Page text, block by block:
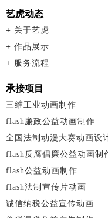
艺虎动态
+ 关于艺虎
+ 作品展示
+ 服务流程
承接项目
三维工业动画制作
flash廉政公益动画制作
全国法制动漫大赛动画设
flash反腐倡廉公益动画制
flash公益动画制作
flash法制宣传片动画
诚信纳税公益宣传动画